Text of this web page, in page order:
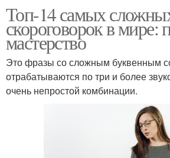
Топ-14 самых
скороговорок в мире:
мастерство
Это фразы со сложным буквенным
отрабатываются по три и более
очень непростой комбинации.